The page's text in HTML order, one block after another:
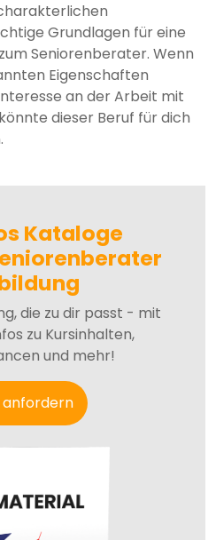
Grundlagen für eine
Seniorenberater. Wenn
Eigenschaften
an der Arbeit mit
dieser Beruf für dich
Kataloge
die zu dir passt - mit
zu Kursinhalten,
und mehr!